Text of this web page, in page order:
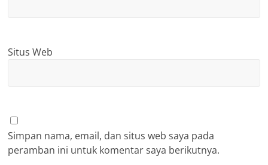
Situs Web
Simpan nama, email, dan situs web saya pada
peramban ini untuk komentar saya berikutnya.